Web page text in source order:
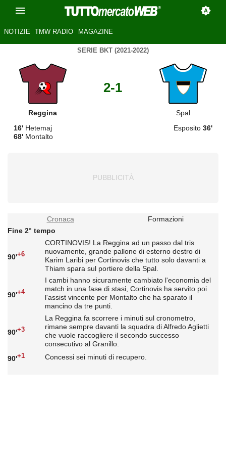
NOTIZIE TMW RADIO MAGAZINE
SERIE BKT (2021-2022)
Reggina
2-1
Spal
16' Hetemaj
68' Montalto
Esposito 36'
Cronaca
Formazioni
Fine 2° tempo
90'+6
CORTINOVIS! La Reggina ad un passo dal tris
nuovamente, grande pallone di esterno destro di
Karim Laribi per Cortinovis che tutto solo davanti a
Thiam spara sul portiere della Spal.
90'+4
I cambi hanno sicuramente cambiato l'economia del
match in una fase di stasi, Cortinovis ha servito poi
l'assist vincente per Montalto che ha sparato il
mancino da tre punti.
90'+3
La Reggina fa scorrere i minuti sul cronometro,
rimane sempre davanti la squadra di Alfredo Aglietti
che vuole raccogliere il secondo successo
consecutivo al Granillo.
90'+1 Concessi sei minuti di recupero.